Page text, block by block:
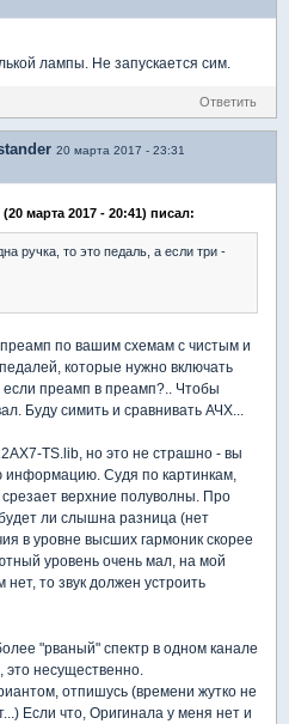
лампы. Не запускается сим.
Ответить
20 марта 2017 - 23:31
(20 марта 2017 - 20:41) писал:
ручка, то это педаль, а если три -
по вашим схемам с чистым и
которые нужно включать
преамп в преамп?.. Чтобы
Буду симить и сравнивать АЧХ...
TS.lib, но это не страшно - вы
Судя по картинкам,
верхние полуволны. Про
ли слышна разница (нет
в уровне высших гармоник скорее
уровень очень мал, на мой
то звук должен устроить
"рваный" спектр в одном канале
несущественно.
отпишусь (времени жутко не
Если что, Оригинала у меня нет и